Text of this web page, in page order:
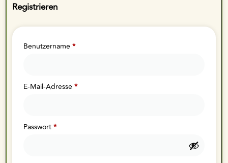
Registrieren
Benutzername *
E-Mail-Adresse *
Passwort*